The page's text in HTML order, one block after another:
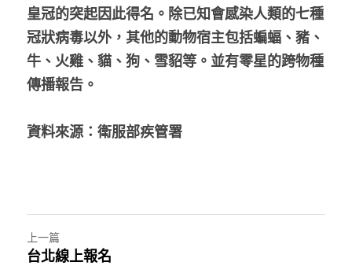
皇冠的突起因此得名。除已知會感染人類的七種
冠狀病毒以外，其他的動物宿主包括蝙蝠、豬、
牛、火雞、貓、狗、雪貂等。並有零星的跨物種
傳播報告。
資料來源： 衛服部疾管署
上一篇
台北線上報名